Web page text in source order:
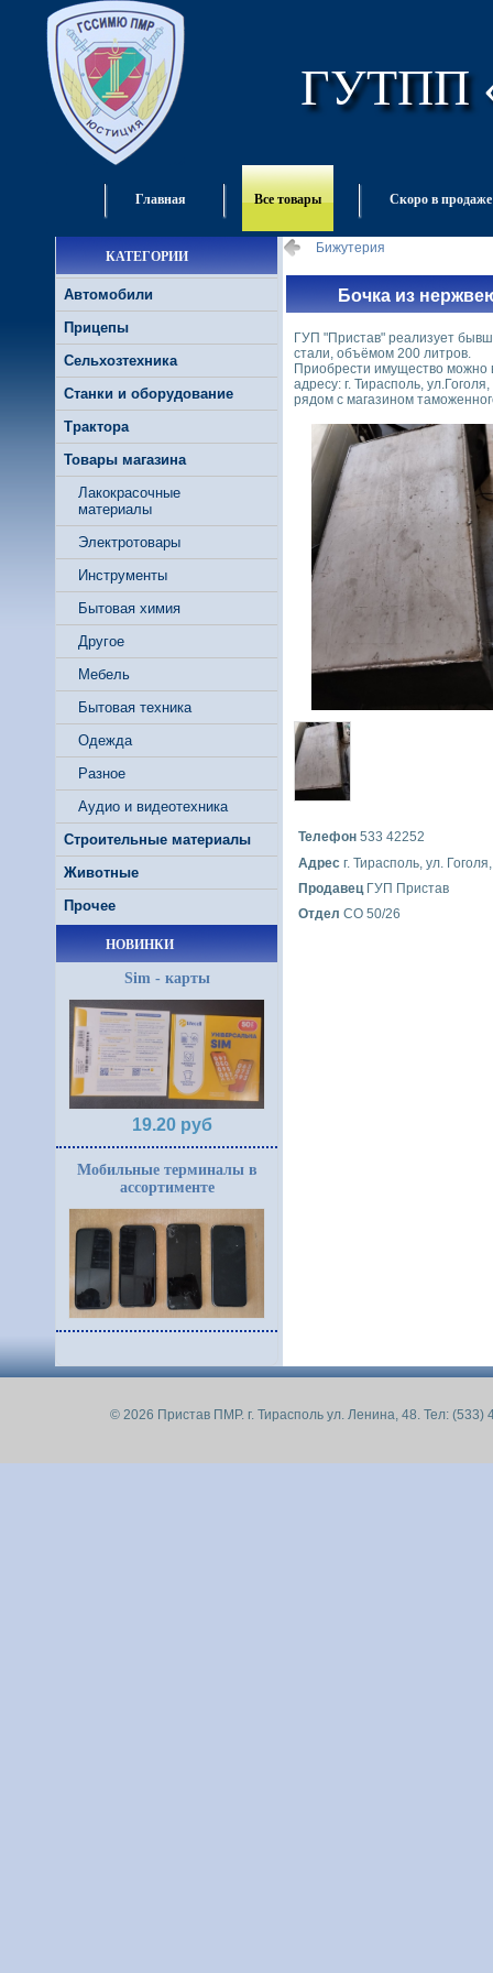
ГУТПП
Главная Все товары Скоро в продаже
КАТЕГОРИИ
Автомобили
Прицепы
Сельхозтехника
Станки и оборудование
Трактора
Товары магазина
Лакокрасочные
материалы
Электротовары
Инструменты
Бытовая химия
Другое
Мебель
Бытовая техника
Одежда
Разное
Аудио и видеотехника
Строительные материалы
Животные
Прочее
НОВИНКИ
Sim - карты
19.20 руб
Мобильные терминалы в
ассортименте
Бижутерия
Бочка из
ГУП "Пристав" реализует
стали, объёмом 200 литров.
Приобрести имущество можно
адресу: г. Тирасполь,
рядом с магазином
Телефон 533 42252
Адрес г. Тирасполь, ул.
Продавец ГУП Пристав
Отдел СО 50/26
© 2026 Пристав ПМР. г. Тирасполь ул. Ленина, 48. Тел: (533)